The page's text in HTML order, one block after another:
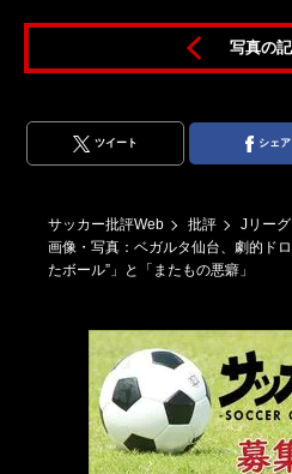
写真の
ツイート シェア
サッカー批評Web 批評
Jリー
画像・写真：ベガルタ仙台、劇的ド
たボール”」と「またもの悪癖」